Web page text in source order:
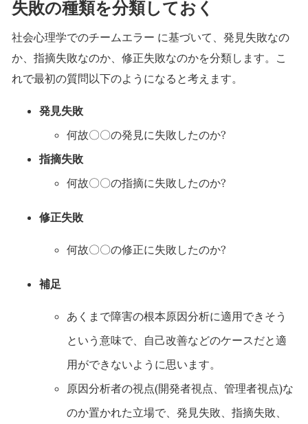
失敗の種類を分類しておく
社会心理学でのチームエラー に基づいて、発見失敗なの
か、指摘失敗なのか、修正失敗なのかを分類します。こ
れで最初の質問以下のようになると考えます。
発見失敗
何故〇〇の発見に失敗したのか?
指摘失敗
何故〇〇の指摘に失敗したのか?
修正失敗
何故〇〇の修正に失敗したのか?
補足
あくまで障害の根本原因分析に適用できそう
という意味で、自己改善などのケースだと適
用ができないように思います。
原因分析者の視点(開発者視点、管理者視点)な
のか置かれた立場で、発見失敗、指摘失敗、